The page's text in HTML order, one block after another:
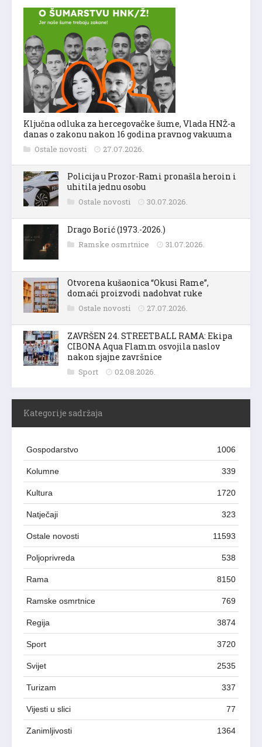
Ključna odluka za hercegovačke šume, Vlada HNŽ-a
danas o zakonu nakon 16 godina pravnog vakuuma
Ostale novosti 27.07.2026.
Policija u Prozor-Rami pronašla heroin i
uhitila jednu osobu
Ostale novosti 30.07.2026.
Drago Borić (1973.-2026.)
Ramske osmrtnice 31.07.2026.
Otvorena kušaonica “Okusi Rame”,
domaći proizvodi nadohvat ruke
Ostale novosti 27.07.2026.
ZAVRŠEN 24. STREETBALL RAMA: Ekipa
CIBONA Aqua Flamm osvojila naslov
nakon sjajne završnice
Sport 02.08.2026.
Kategorije sadržaja
Gospodarstvo 1006
Kolumne 339
Kultura 1720
Natječaji 323
Ostale novosti 11593
Poljoprivreda 538
Rama 8150
Ramske osmrtnice 769
Regija 3874
Sport 3720
Svijet 2535
Turizam 337
Vijesti u slici 77
Zanimljivosti 1364